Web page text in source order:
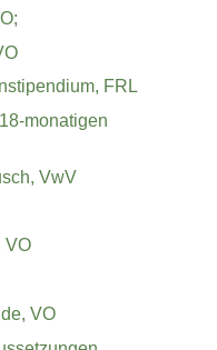
FRL
monatigen
VwV
VO
VO